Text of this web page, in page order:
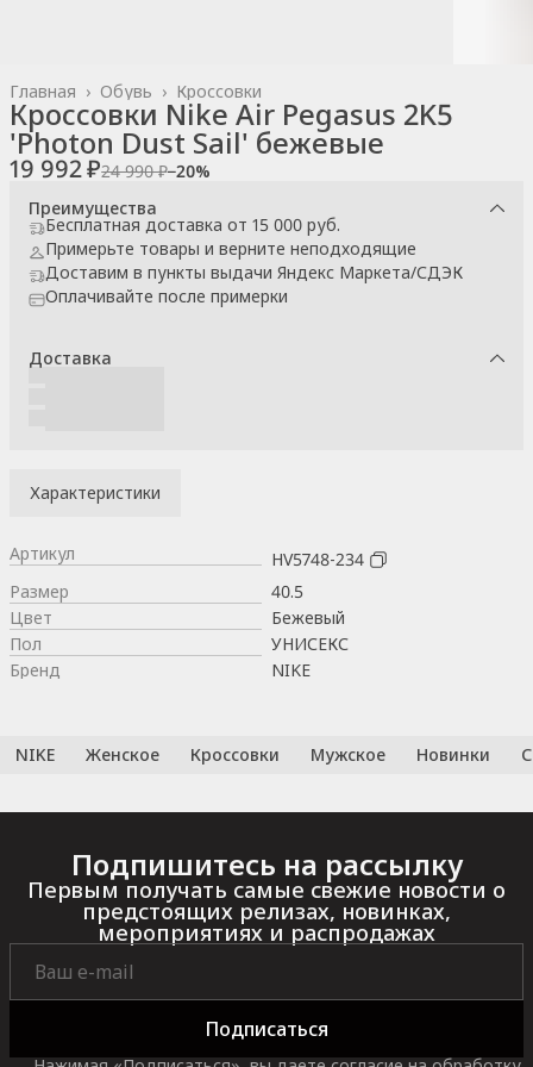
Кроссовки
Обувь ›
Главная ›
Кроссовки Nike Air Pegasus 2K5
'Photon Dust Sail' бежевые
19 992 ₽24 990 ₽−20%
Преимущества
Бесплатная доставка от 15 000 руб.
Примерьте товары и верните неподходящие
Доставим в пункты выдачи Яндекс Маркета/СДЭК
Оплачивайте после примерки
Доставка
Характеристики
Артикул
HV5748-234
Размер
40.5
Цвет
Бежевый
Пол
УНИСЕКС
Бренд
NIKE
NIKE Женское Кроссовки Мужское Новинки
Подпишитесь на рассылку
Первым получать самые свежие новости о
предстоящих релизах, новинках,
мероприятиях и распродажах
Подписаться